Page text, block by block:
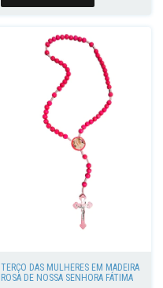
TERÇO DAS MULHERES EM MADEIRA
ROSA DE NOSSA SENHORA FÁTIMA